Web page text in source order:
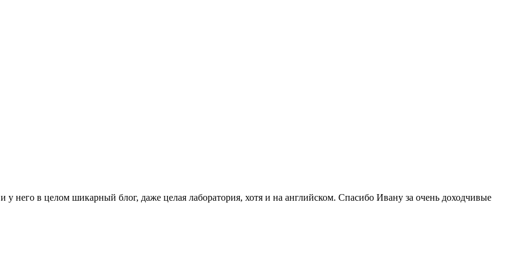
и у него в целом шикарный блог, даже целая лаборатория, хотя и на английском. Спасибо Ивану за очень доходчивые